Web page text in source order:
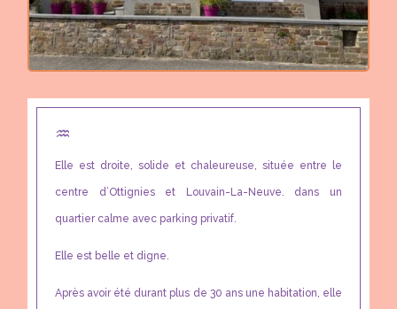
♒︎
Elle est droite, solide et chaleureuse, située entre le
centre d’Ottignies et Louvain-La-Neuve. dans un
quartier calme avec parking privatif.
Elle est belle et digne.
Après avoir été durant plus de 30 ans une habitation, elle